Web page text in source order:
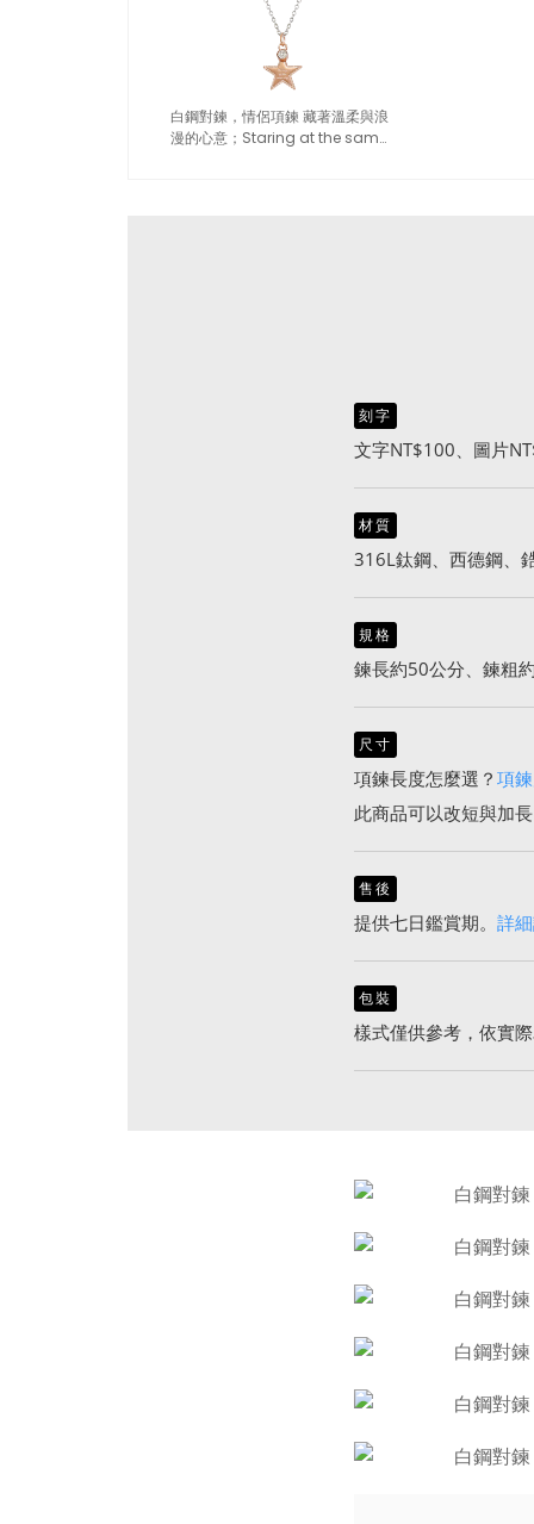
白鋼對鍊，情侶項鍊 藏著溫柔與浪
漫的心意；Staring at the same
刻字
文字NT$100、圖片
材質
316L鈦鋼、西德鋼、
規格
鍊長約50公分、鍊粗
尺寸
項鍊長度怎麼選？ 項
此商品可以改短與加
售後
提供七日鑑賞期。 詳
包裝
樣式僅供參考，依實